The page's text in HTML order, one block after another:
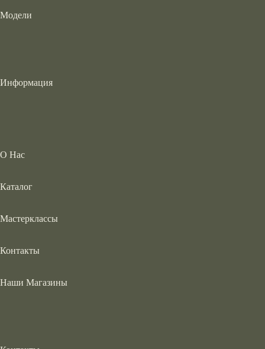
Модели
Информация
О Нас
Каталог
Мастерклассы
Контакты
Наши Магазины